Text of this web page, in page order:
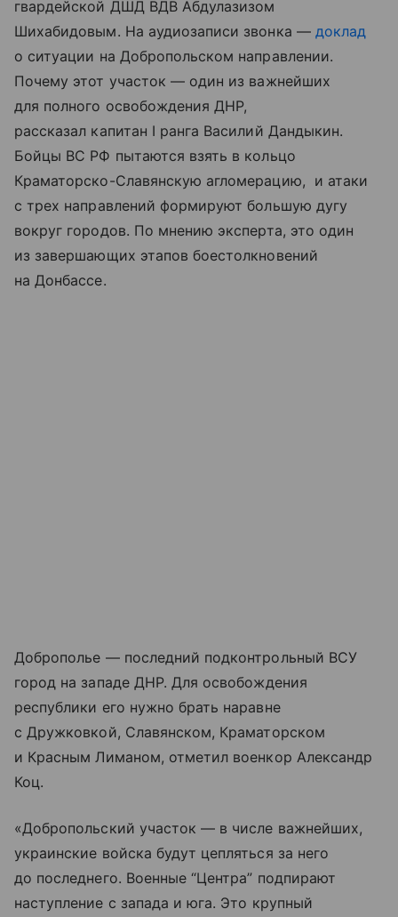
гвардейской ДШД ВДВ Абдулазизом
Шихабидовым. На аудиозаписи звонка — доклад
о ситуации на Добропольском направлении.
Почему этот участок — один из важнейших
для полного освобождения ДНР,
рассказал капитан I ранга Василий Дандыкин.
Бойцы ВС РФ пытаются взять в кольцо
Краматорско-Славянскую агломерацию, и атаки
с трех направлений формируют большую дугу
вокруг городов. По мнению эксперта, это один
из завершающих этапов боестолкновений
на Донбассе.
Доброполье — последний подконтрольный ВСУ
город на западе ДНР. Для освобождения
республики его нужно брать наравне
с Дружковкой, Славянском, Краматорском
и Красным Лиманом, отметил военкор Александр
Коц.
«Добропольский участок — в числе важнейших,
украинские войска будут цепляться за него
до последнего. Военные “Центра” подпирают
наступление с запада и юга. Это крупный